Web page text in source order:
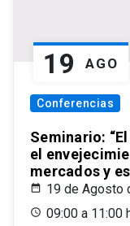
19 AGO
Conferencias
Seminario:
el
mercados y
19 de Agosto
09:00 a 11:00